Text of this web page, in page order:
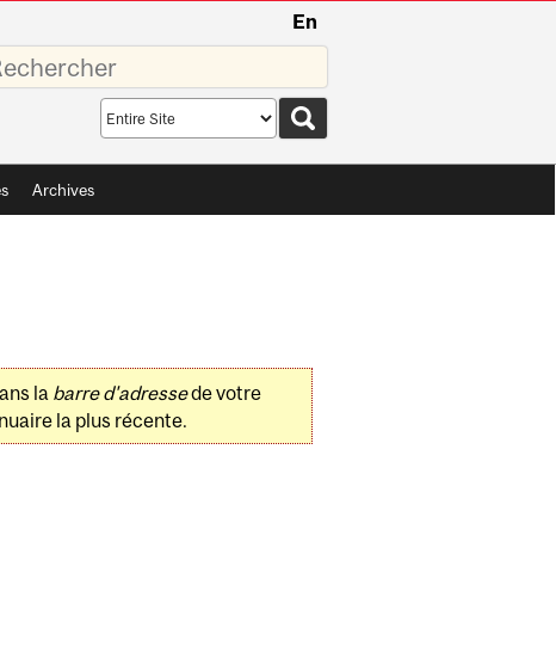
En
Search
scope
Archives
la barre d'adressede votre
la plus récente.